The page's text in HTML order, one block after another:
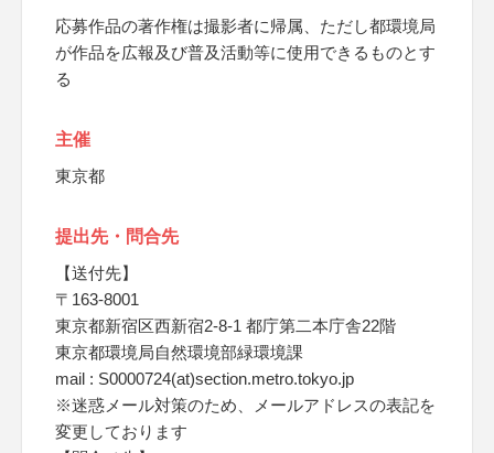
応募作品の著作権は撮影者に帰属、ただし都環境局
が作品を広報及び普及活動等に使用できるものとす
る
主催
東京都
提出先・問合先
【送付先】
〒163-8001
東京都新宿区西新宿2-8-1 都庁第二本庁舎22階
東京都環境局自然環境部緑環境課
mail : S0000724(at)section.metro.tokyo.jp
※迷惑メール対策のため、メールアドレスの表記を
変更しております